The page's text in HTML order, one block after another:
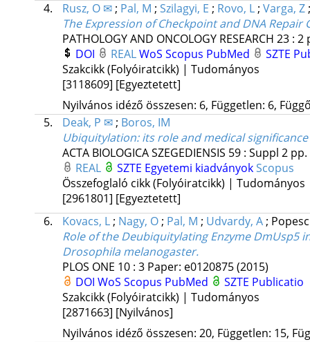
4.
Rusz, O ✉; Pal, M ; Szilagyi, E ; Rovo, L; Varga, Z
The Expression of Checkpoint and DNA
PATHOLOGY AND ONCOLOGY RESEARCH 23: 2
DOI
REALWoS Scopus PubMed
SZTE
Szakcikk (Folyóiratcikk) | Tudományos
[3118609] [Egyeztetett]
Nyilvános idéző összesen: 6, Független: 6,
5.
Deak, P ✉; Boros, IM
Ubiquitylation: its role and medical significance
ACTA BIOLOGICA SZEGEDIENSIS 59: Suppl 2 pp.
REAL
SZTE Egyetemi kiadványokScopus
Összefoglaló cikk (Folyóiratcikk) | Tudományos
[2961801] [Egyeztetett]
6.
Kovacs, L; Nagy, O; Pal, M ; Udvardy, A;
Role of the Deubiquitylating Enzyme
Drosophila melanogaster.
PLOS ONE 10: 3 Paper: e0120875(2015)
DOI WoS Scopus PubMed
SZTE Publicatio
Szakcikk (Folyóiratcikk) | Tudományos
[2871663] [Nyilvános]
Nyilvános idéző összesen: 20, Független: 15,